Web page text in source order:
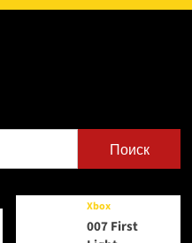
Поиск
Xbox
007 First